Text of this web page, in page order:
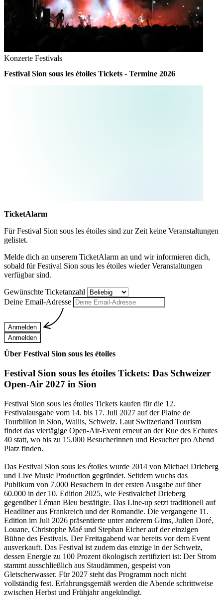
Konzerte Festivals
Festival Sion sous les étoiles Tickets - Termine 2026
TicketAlarm
FürFestival Sion sous les étoiles sind zur Zeit keine Veranstaltungen
gelistet.
Melde dich an unserem TicketAlarm an und wir informieren dich,
sobald fürFestival Sion sous les étoiles wieder Veranstaltungen
verfügbar sind.
Gewünschte Ticketanzahl
Deine Email-Adresse
Anmelden
Anmelden
Über Festival Sion sous les étoiles
Festival Sion sous les étoiles Tickets: Das Schweizer
Open-Air 2027 in Sion
Festival Sion sous les étoiles Tickets kaufen für die 12.
Festivalausgabe vom 14. bis 17. Juli 2027 auf der Plaine de
Tourbillon in Sion, Wallis, Schweiz. Laut Switzerland Tourism
findet das viertägige Open-Air-Event erneut an der Rue des Echutes
40 statt, wo bis zu 15.000 Besucherinnen und Besucher pro Abend
Platz finden.
Das Festival Sion sous les étoiles wurde 2014 von Michael Drieberg
und Live Music Production gegründet. Seitdem wuchs das
Publikum von 7.000 Besuchern in der ersten Ausgabe auf über
60.000 in der 10. Edition 2025, wie Festivalchef Drieberg
gegenüber Léman Bleu bestätigte. Das Line-up setzt traditionell auf
Headliner aus Frankreich und der Romandie. Die vergangene 11.
Edition im Juli 2026 präsentierte unter anderem Gims, Julien Doré,
Louane, Christophe Maé und Stephan Eicher auf der einzigen
Bühne des Festivals. Der Freitagabend war bereits vor dem Event
ausverkauft. Das Festival ist zudem das einzige in der Schweiz,
dessen Energie zu 100 Prozent ökologisch zertifiziert ist: Der Strom
stammt ausschließlich aus Staudämmen, gespeist von
Gletscherwasser. Für 2027 steht das Programm noch nicht
vollständig fest. Erfahrungsgemäß werden die Abende schrittweise
zwischen Herbst und Frühjahr angekündigt.